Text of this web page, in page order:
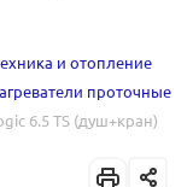
и отопление
проточные
6.5 TS (душ+кран)